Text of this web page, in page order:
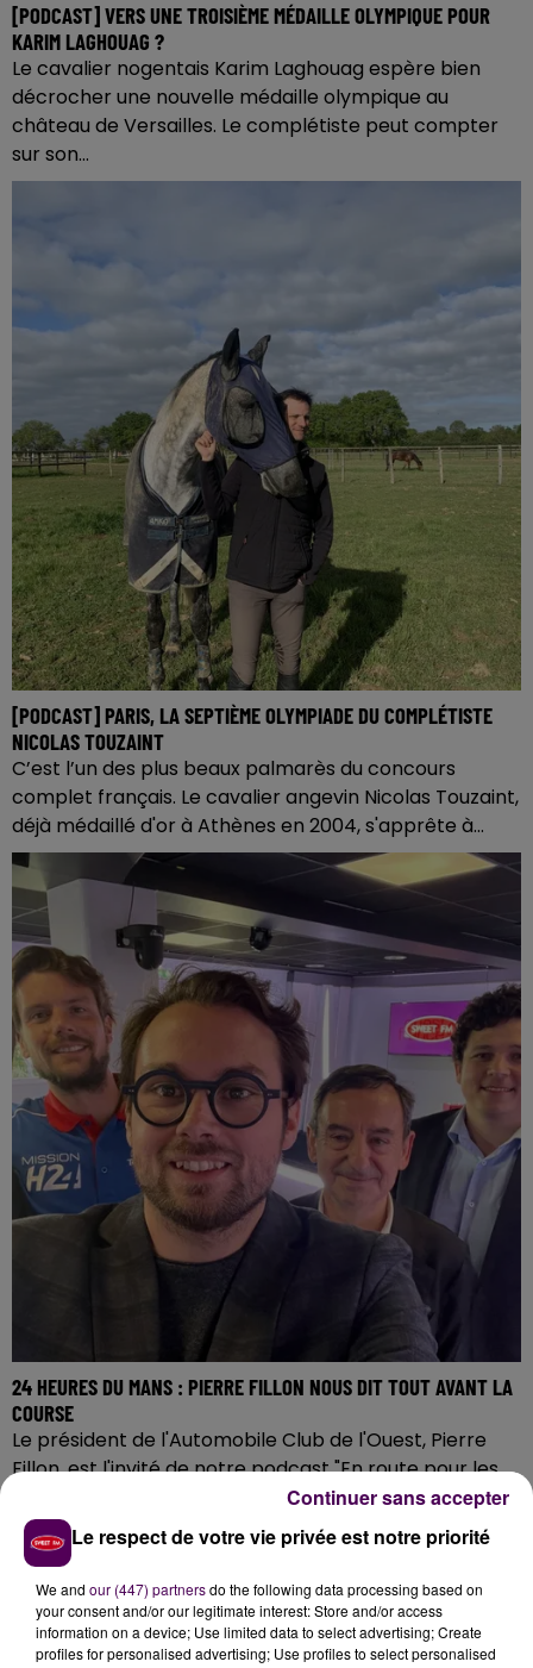
[PODCAST] VERS UNE TROISIÈME MÉDAILLE OLYMPIQUE POUR
KARIM LAGHOUAG ?
Le cavalier nogentais Karim Laghouag espère bien
décrocher une nouvelle médaille olympique au
château de Versailles. Le complétiste peut compter
sur son...
[PODCAST] PARIS, LA SEPTIÈME OLYMPIADE DU COMPLÉTISTE
NICOLAS TOUZAINT
C’est l’un des plus beaux palmarès du concours
complet français. Le cavalier angevin Nicolas Touzaint,
déjà médaillé d'or à Athènes en 2004, s'apprête à...
24 HEURES DU MANS : PIERRE FILLON NOUS DIT TOUT AVANT LA
COURSE
Le président de l'Automobile Club de l'Ouest, Pierre
Fillon, est l'invité de notre podcast "En route pour les
24 Heures". Il est accompagné d'Adrien Tambay,...
Le respect de votre vie privée est notre priorité
We and our (447) partnersdo the following data processing based on
your consent and/or our legitimate interest: Store and/or access
information on a device; Use limited data to select advertising; Create
profiles for personalised advertising; Use profiles to select personalised
Continuer sans accepter